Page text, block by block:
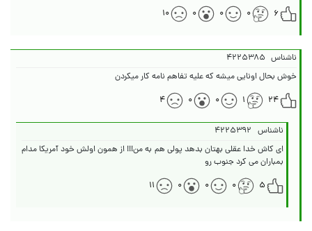
۶
۰ ۰ ۰ ۱۰
ناشناس ۴۲۲۵۳۸۵
خوش بحال اونایی میشه که علیه تفاهم نامه کار میکردن
۲۴
۱ ۰ ۰ ۴
ناشناس ۴۲۲۵۳۹۲
ای کاش خدا عقلی بهتان بدهد پولی هم به من!!! از همون اولش خود آمریکا مدام
بمباران می کرد جنوب رو
۵
۰ ۰ ۰ ۱۱